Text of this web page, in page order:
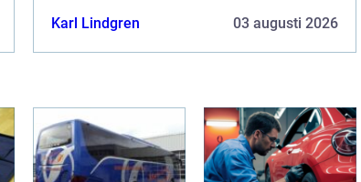
Karl Lindgren 03 augusti 2026